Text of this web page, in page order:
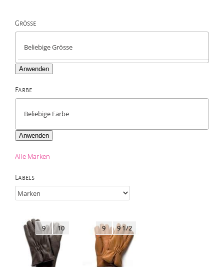
9 10 9 9 1/2
Grösse
Anwenden
Farbe
Anwenden
Alle Marken
Labels